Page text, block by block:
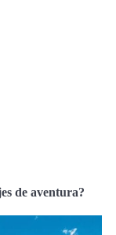
de aventura?